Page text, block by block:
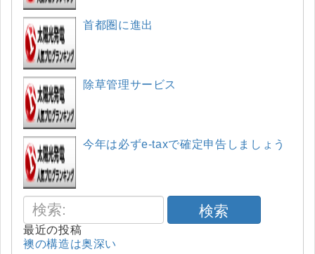
首都圏に進出
除草管理サービス
今年は必ずe-taxで確定申告しましょう
検索
最近の投稿
襖の構造は奥深い